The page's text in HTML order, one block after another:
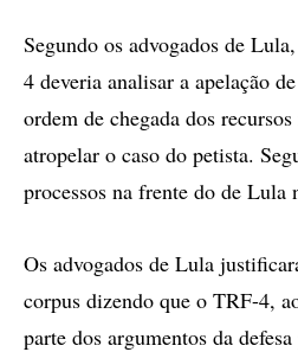
Segundo os advogados de
4 deveria analisar a apelação
ordem de chegada dos
atropelar o caso do petista.
processos na frente do de Lula
Os advogados de Lula
corpus dizendo que o TRF-4,
parte dos argumentos da